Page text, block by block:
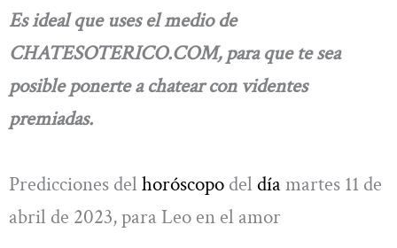
Es ideal que uses el medio de
CHATESOTERICO.COM, para que te sea
posible ponerte a chatear con videntes
premiadas.
Predicciones del horóscopo del díamartes 11 de
abril de 2023, para Leo en el amor